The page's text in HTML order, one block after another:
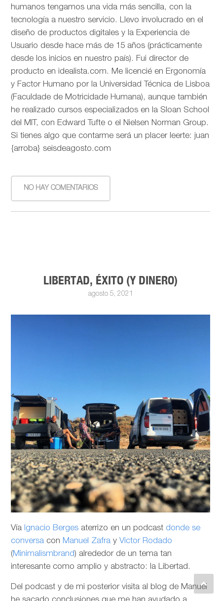
humanos tengamos una vida más sencilla, con la
tecnología a nuestro servicio. Llevo involucrado en el
diseño de productos digitales y la Experiencia de
Usuario desde hace más de 15 años (prácticamente
desde los inicios en nuestro país). Fui director de
producto en idealista.com. Me licencié en Ergonomía
y Factor Humano por la Universidad Técnica de Lisboa
(Faculdade de Motricidade Humana), aunque también
he realizado cursos especializados en la Sloan School
del MIT, con Edward Tufte o el Nielsen Norman Group.
Si tienes algo que contarme será un placer leerte: juan
{arroba} seisdeagosto.com
NO HAY COMENTARIOS
LIBERTAD, ÉXITO (Y DINERO)
agosto 5, 2021
Vía Ignacio Berges aterrizo en un podcast donde se
conversa con Manuel Zafra y Victor Rodado
(Minimalismbrand) alrededor de un tema tan
interesante como amplio y abstracto: la Libertad.
Del podcast y de mi posterior visita al blog de Manuel